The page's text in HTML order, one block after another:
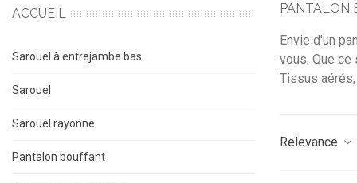
ACCUEIL
Sarouel à entrejambe bas
Sarouel
Sarouel rayonne
Pantalon bouffant
PANTALON
Envie d'un
vous. Que
Tissus
Relevance